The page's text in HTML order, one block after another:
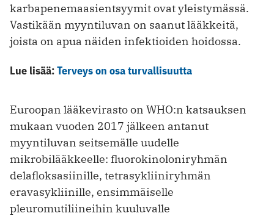
karbapenemaasientsyymit ovat yleistymässä.
Vastikään myyntiluvan on saanut lääkkeitä,
joista on apua näiden infektioiden hoidossa.
Lue lisää:Terveys on osa turvallisuutta
Euroopan lääkevirasto on WHO:n katsauksen
mukaan vuoden 2017 jälkeen antanut
myyntiluvan seitsemälle uudelle
mikrobilääkkeelle: fluorokinoloniryhmän
delafloksasiinille, tetrasykliiniryhmän
eravasykliinille, ensimmäiselle
pleuromutiliineihin kuuluvalle